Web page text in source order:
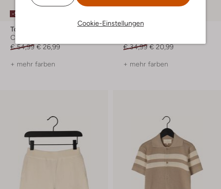
Cookie-Einstellungen
-50%
Ton & Ton
Casual-Hemd
€ 54,99 € 26,99
+ mehr farben
Ton & Ton
€ 34,99 € 20,99
+ mehr farben